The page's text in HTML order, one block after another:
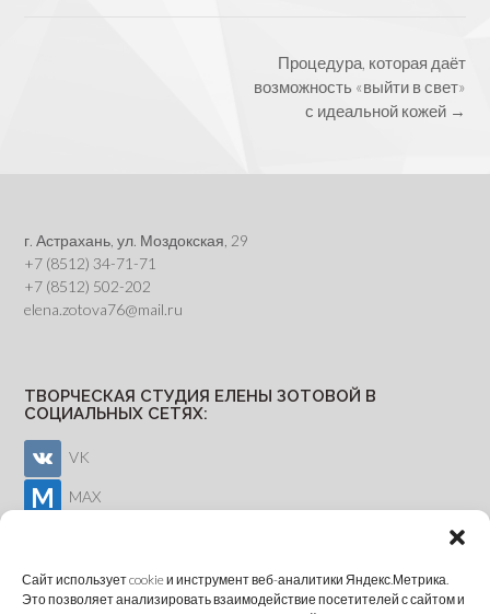
Сайт использует cookie и инструмент веб-аналитики Яндекс.Метрика.
Это позволяет анализировать взаимодействие посетителей с сайтом и
Процедура, которая даёт
возможность «выйти в свет»
с идеальной кожей →
г. Астрахань, ул. Моздокская, 29
+7 (8512) 34-71-71
+7 (8512) 502-202
elena.zotova76@mail.ru
ТВОРЧЕСКАЯ СТУДИЯ ЕЛЕНЫ ЗОТОВОЙ В
СОЦИАЛЬНЫХ СЕТЯХ:
VK
MAX